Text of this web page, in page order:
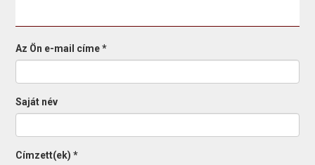
Az Ön e-mail címe*
Saját név
Címzett(ek)*